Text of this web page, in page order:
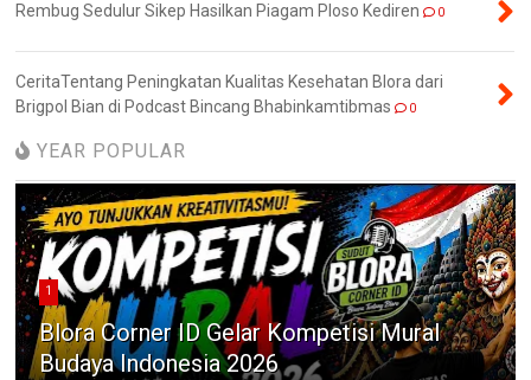
Rembug Sedulur Sikep Hasilkan Piagam Ploso Kediren 0
CeritaTentang Peningkatan Kualitas Kesehatan Blora dari
Brigpol Bian di Podcast Bincang Bhabinkamtibmas
0
YEAR POPULAR
1
Blora Corner ID Gelar Kompetisi Mural
Budaya Indonesia 2026